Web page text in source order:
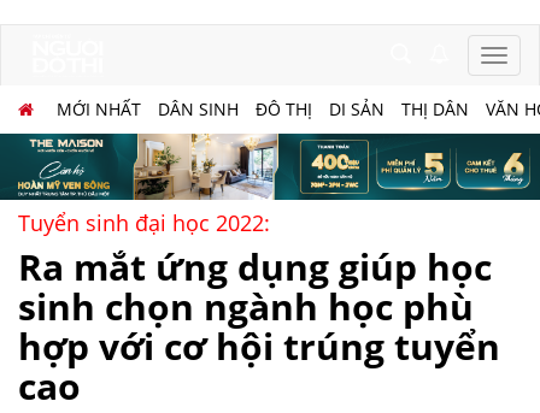
MỚI NHẤT DÂN SINH ĐÔ THỊ DI SẢN THỊ DÂN VĂN
Tuyển sinh đại học 2022:
Ra mắt ứng dụng giúp học
sinh chọn ngành học phù
hợp với cơ hội trúng tuyển
cao